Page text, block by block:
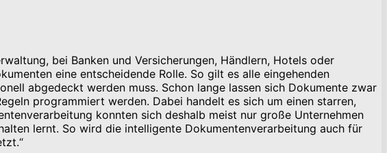
bei Banken und Versicherungen, Händlern, Hotels oder
eine entscheidende Rolle. So gilt es alle eingehenden
abgedeckt werden muss. Schon lange lassen sich Dokumente zwar
programmiert werden. Dabei handelt es sich um einen starren,
konnten sich deshalb meist nur große Unternehmen
lernt. So wird die intelligente Dokumentenverarbeitung auch für